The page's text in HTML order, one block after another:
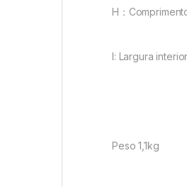
H：
I: Largura
Peso 1,1kg